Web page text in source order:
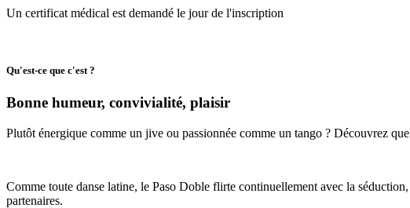
Un certificat médical est demandé le jour de l'inscription
Qu'est-ce que c'est ?
Bonne humeur, convivialité, plaisir
Plutôt énergique comme un jive ou passionnée comme un tango ? Découvrez
Comme toute danse latine, le Paso Doble flirte continuellement avec la
partenaires.